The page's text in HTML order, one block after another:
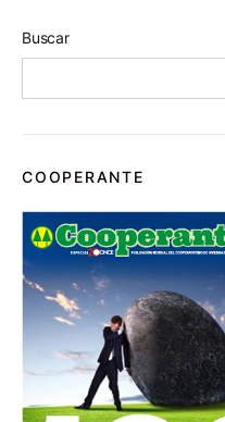
Buscar
COOPERANTE